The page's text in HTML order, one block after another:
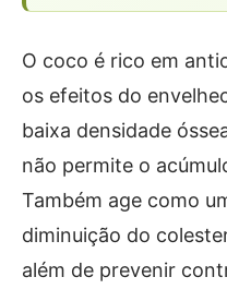
O coco é rico em
os efeitos do
baixa densidade
não permite o
Também age como
diminuição do
além de prevenir